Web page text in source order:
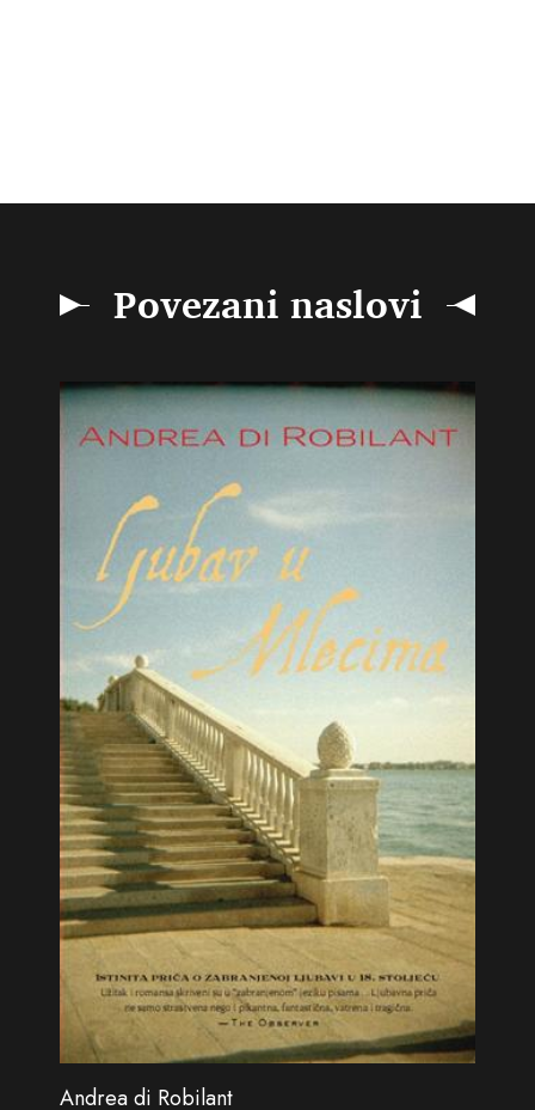
Povezani naslovi
Andrea di Robilant